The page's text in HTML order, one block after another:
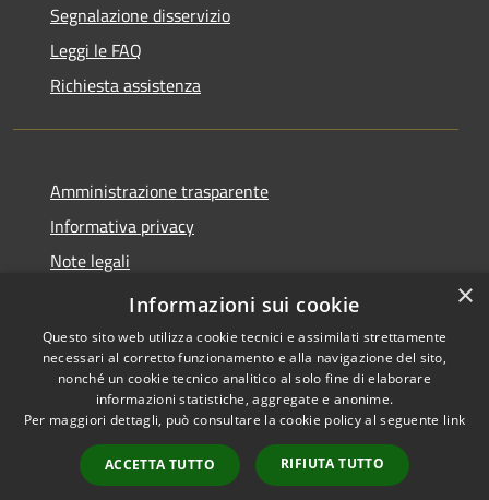
Segnalazione disservizio
Leggi le FAQ
Richiesta assistenza
Amministrazione trasparente
Informativa privacy
Note legali
Dichiarazione di accessibilità
Accessibilità
Copyright © 2026 • Comune di
Stornara • Powered by
Municipium•
Accesso
redazione
×
Informazioni sui cookie
Questo sito web utilizza cookie tecnici e assimilati strettamente
necessari al corretto funzionamento e alla navigazione del sito,
nonché un cookie tecnico analitico al solo fine di elaborare
informazioni statistiche, aggregate e anonime.
Per maggiori dettagli, può consultare la cookie policy al seguente link
ACCETTA TUTTO RIFIUTA TUTTO